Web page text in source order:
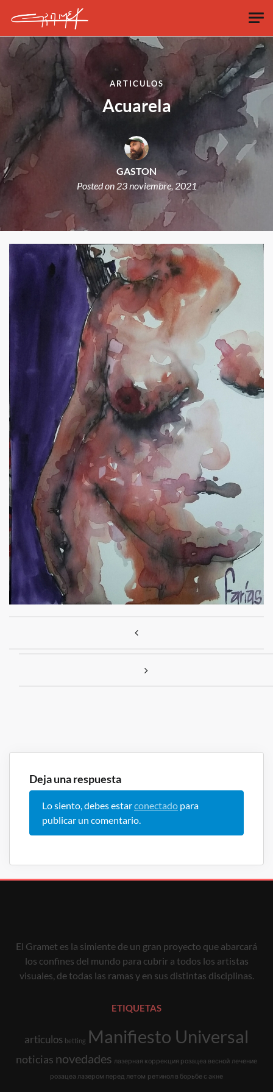
Skip to main content
ARTICULOS
Acuarela
Posted on 23 noviembre, 2021
GASTON
Deja una respuesta
Lo siento, debes estarconectado para
publicar un comentario.
El Gramet es la simiente de un gran proyecto que abarcará
los confines del mundo para cubrir a todos los artistas
visuales, de todas las ramas y en sus distintas disciplinas.
ETIQUETAS
articulos betting Manifiesto Universal
noticias novedades лазерная коррекция розацеа весной лечение
розацеа лазером перед летом ретинол в борьбе с акне